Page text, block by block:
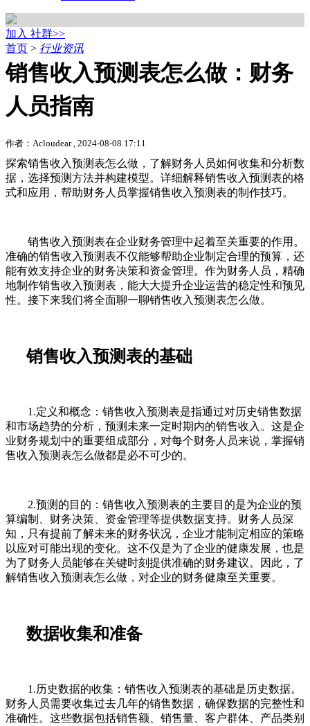
加入 社群>>
首页 > 行业资讯
销售收入预测表怎么做：财务
人员指南
作者：Acloudear , 2024-08-08 17:11
探索销售收入预测表怎么做，了解财务人员如何收集和分析数
据，选择预测方法并构建模型。详细解释销售收入预测表的格
式和应用，帮助财务人员掌握销售收入预测表的制作技巧。
销售收入预测表在企业财务管理中起着至关重要的作用。
准确的销售收入预测表不仅能够帮助企业制定合理的预算，还
能有效支持企业的财务决策和资金管理。作为财务人员，精确
地制作销售收入预测表，能大大提升企业运营的稳定性和预见
性。接下来我们将全面聊一聊销售收入预测表怎么做。
销售收入预测表的基础
1.定义和概念：销售收入预测表是指通过对历史销售数据
和市场趋势的分析，预测未来一定时期内的销售收入。这是企
业财务规划中的重要组成部分，对每个财务人员来说，掌握销
售收入预测表怎么做都是必不可少的。
2.预测的目的：销售收入预测表的主要目的是为企业的预
算编制、财务决策、资金管理等提供数据支持。财务人员深
知，只有提前了解未来的财务状况，企业才能制定相应的策略
以应对可能出现的变化。这不仅是为了企业的健康发展，也是
为了财务人员能够在关键时刻提供准确的财务建议。因此，了
解销售收入预测表怎么做，对企业的财务健康至关重要。
数据收集和准备
1.历史数据的收集：销售收入预测表的基础是历史数据。
财务人员需要收集过去几年的销售数据，确保数据的完整性和
准确性。这些数据包括销售额、销售量、客户群体、产品类别